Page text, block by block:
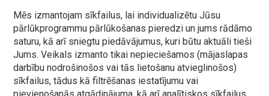
Mēs izmantojam sīkfailus, lai individualizētu Jūsu
pārlūkprogrammu pārlūkošanas pieredzi un jums rādāmo
saturu, kā arī sniegtu piedāvājumus, kuri būtu aktuāli tieši
Jums. Veikals izmanto tikai nepieciešamos (mājaslapas
darbību nodrošinošos vai tās lietošanu atvieglinošos)
sīkfailus, tādus kā filtrēšanas iestatījumu vai